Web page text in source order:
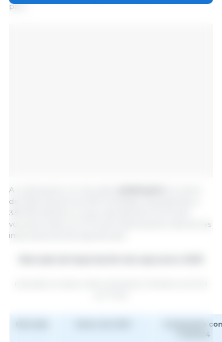
país.
A continuación, el mercado
de 2025 alcanzó las 455 toneladas, equivalentes a
336 000 dólares, lo que representa el 0,2 % del
volumen total y el 0,4 % de la facturación total de las
importaciones de soja del país.
Comparado
T12/2024